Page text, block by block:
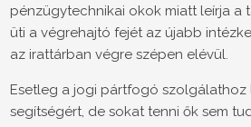
pénzügytechnikai okok miatt leírja a
üti a végrehajtó fejét az újabb
az irattárban végre szépen elévül.
Esetleg a jogi pártfogó szolgálathoz
segítségért, de sokat tenni ők sem